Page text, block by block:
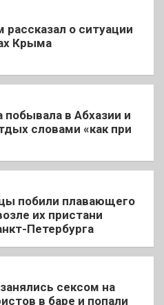
рассказал о ситуации
Крыма
побывала в Абхазии и
словами «как при
побили плавающего
их пристани
Петербурга
сексом на
в баре и попали